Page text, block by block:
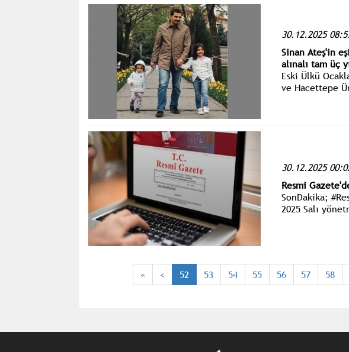
30.12.2025
Sinan Ateş'in
alınalı tam üç
Eski Ülkü
ve Hacettepe
30.12.2025
Resmi
SonDakika;
2025 Salı
« < 52 53 54 55 56 57 58